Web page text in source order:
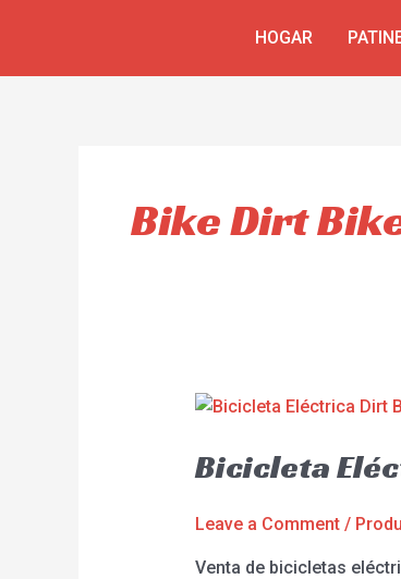
HOGAR
Bike Dirt
Bicicleta
Leave a Comment /
Venta de bicicletas